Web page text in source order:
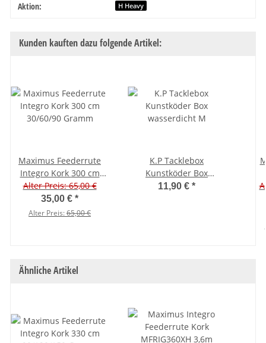
Aktion: H Heavy
Kunden kauften dazu folgende Artikel:
Maximus Feederrute
Integro Kork 300 cm
30/60/90 Gramm
Alter Preis: 65,00 €
35,00 € *
Alter Preis:65,00 €
K.P Tacklebox
Kunstköder Box
wasserdicht M
11,90 € *
Ähnliche Artikel